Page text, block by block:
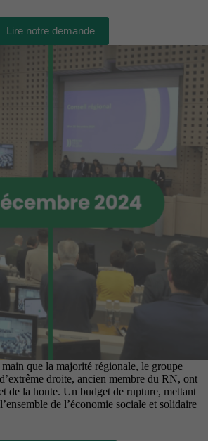
Lire notre demande
que la majorité régionale, le groupe
droite, ancien membre du RN, ont
de la honte. Un budget de rupture, mettant
de l’économie sociale et solidaire